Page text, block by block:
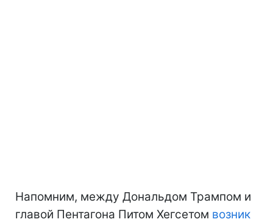
Напомним, между Дональдом Трампом и
главой Пентагона Питом Хегсетом возник